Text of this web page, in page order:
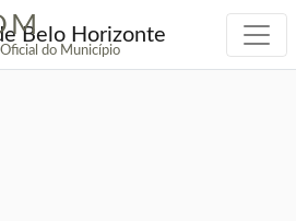
do Município